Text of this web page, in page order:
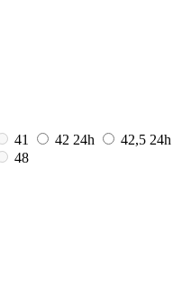
41 42 24h 42,5 24h
48